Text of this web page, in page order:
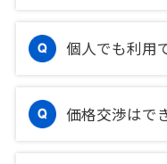
個人でも利用
価格交渉はで